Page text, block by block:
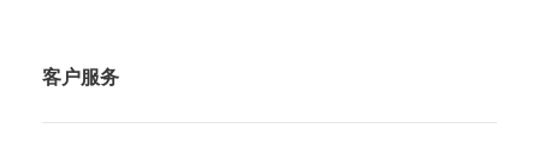
客户服务